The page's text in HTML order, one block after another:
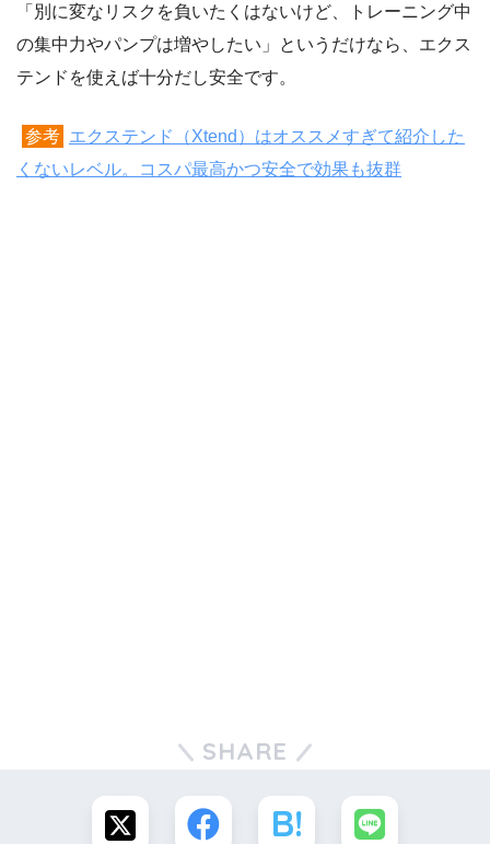
「別に変なリスクを負いたくはないけど、トレーニング中
の集中力やパンプは増やしたい」というだけなら、エクス
テンドを使えば十分だし安全です。
参考 エクステンド（Xtend）はオススメすぎて紹介した
くないレベル。コスパ最高かつ安全で効果も抜群
SHARE